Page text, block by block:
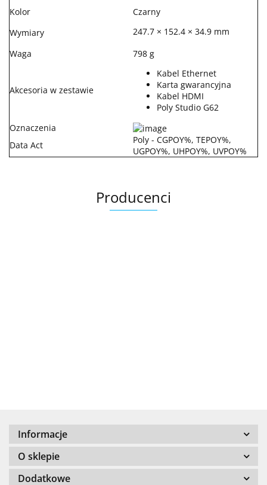
Kolor
Czarny
Wymiary
247.7 × 152.4 × 34.9 mm
Waga
798 g
Akcesoria w zestawie
Kabel Ethernet
Karta gwarancyjna
Kabel HDMI
Poly Studio G62
Oznaczenia
Data Act
Poly - CGPOY%, TEPOY%,
UGPOY%, UHPOY%, UVPOY%
Producenci
Informacje
O sklepie
Dodatkowe